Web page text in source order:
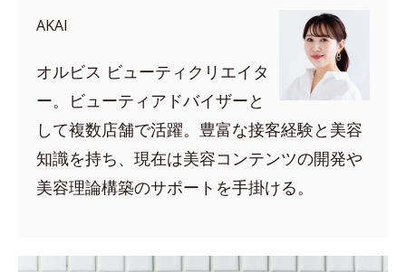
AKAI
オルビス ビューティクリエイタ
ー。ビューティアドバイザーと
して複数店舗で活躍。豊富な接客経験と美容
知識を持ち、現在は美容コンテンツの開発や
美容理論構築のサポートを手掛ける。